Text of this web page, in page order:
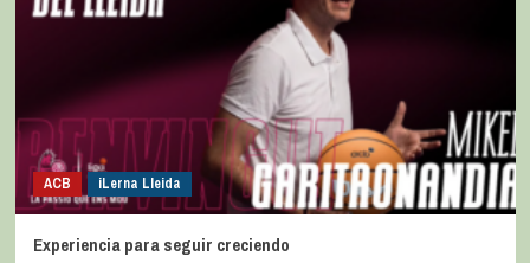
ACB iLerna Lleida
Experiencia para seguir creciendo